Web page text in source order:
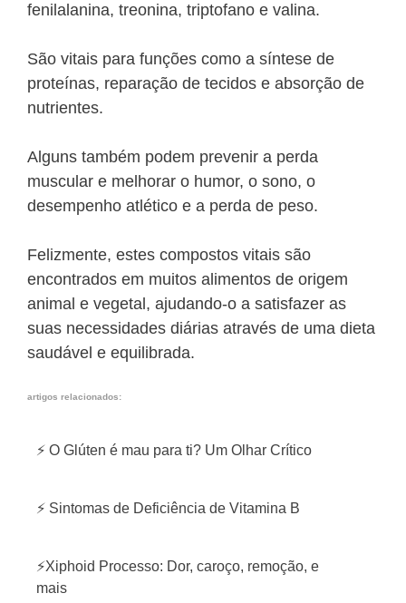
fenilalanina, treonina, triptofano e valina.
São vitais para funções como a síntese de
proteínas, reparação de tecidos e absorção de
nutrientes.
Alguns também podem prevenir a perda
muscular e melhorar o humor, o sono, o
desempenho atlético e a perda de peso.
Felizmente, estes compostos vitais são
encontrados em muitos alimentos de origem
animal e vegetal, ajudando-o a satisfazer as
suas necessidades diárias através de uma dieta
saudável e equilibrada.
artigos relacionados:
⚡ O Glúten é mau para ti? Um Olhar Crítico
⚡ Sintomas de Deficiência de Vitamina B
⚡Xiphoid Processo: Dor, caroço, remoção, e
mais